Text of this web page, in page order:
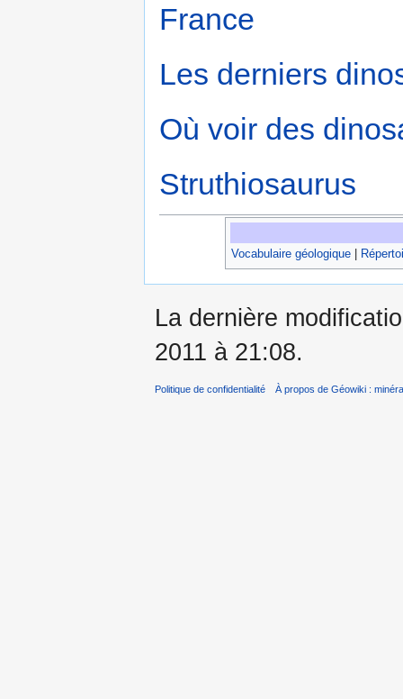
France
Les derniers
Où voir des
Struthiosaurus
Vocabulaire géologique
La dernière
2011 à 21:08.
Politique de confidentialité À propos de Géowiki :